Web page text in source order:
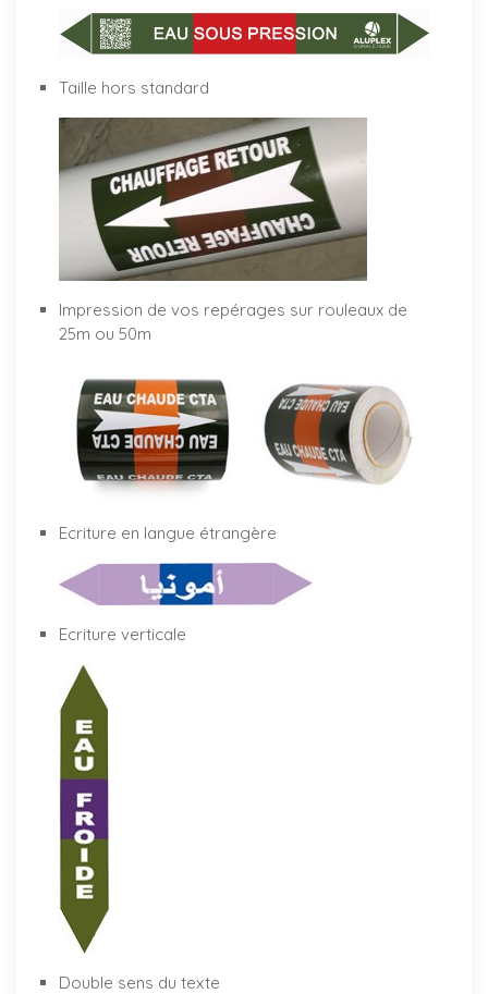
Taille hors standard
Impression de vos repérages sur rouleaux de
25m ou 50m
Ecriture en langue étrangère
Ecriture verticale
Double sens du texte